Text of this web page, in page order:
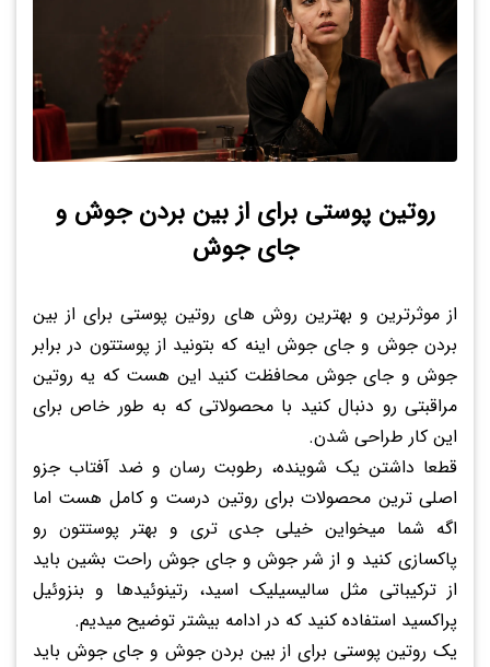
روتین پوستی برای از بین بردن جوش و
جای جوش
از موثرترین و بهترین روش های روتین پوستی برای از بین
بردن جوش و جای جوش اینه که بتونید از پوستتون در برابر
جوش و جای جوش محافظت کنید این هست که یه روتین
مراقبتی رو دنبال کنید با محصولاتی که به طور خاص برای
این کار طراحی شدن.
قطعا داشتن یک شوینده، رطوبت رسان و ضد آفتاب جزو
اصلی ترین محصولات برای روتین درست و کامل هست اما
اگه شما میخواین خیلی جدی تری و بهتر پوستتون رو
پاکسازی کنید و از شر جوش و جای جوش راحت بشین باید
از ترکیباتی مثل سالیسیلیک اسید، رتینوئیدها و بنزوئیل
پراکسید استفاده کنید که در ادامه بیشتر توضیح میدیم.
یک روتین پوستی برای از بین بردن جوش و جای جوش باید